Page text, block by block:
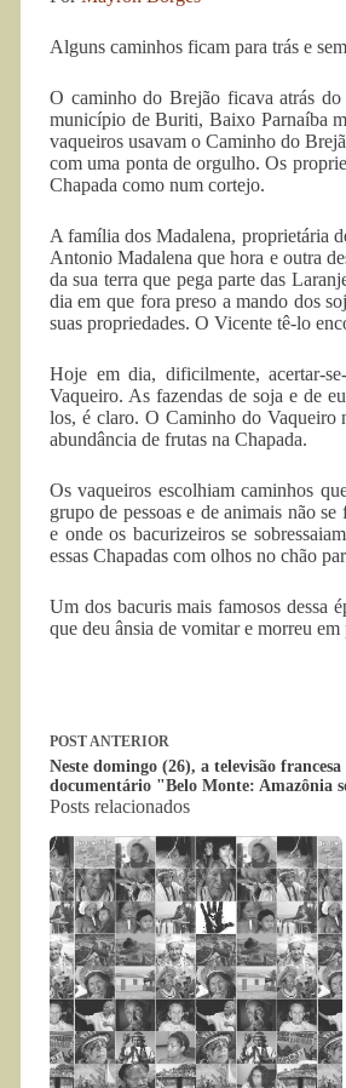
Alguns caminhos ficam para trás e
O caminho do Brejão ficava atrás
município de Buriti, Baixo Parnaíba
vaqueiros usavam o Caminho do
com uma ponta de orgulho. Os
Chapada como num cortejo.
A família dos Madalena, proprietária
Antonio Madalena que hora e outra
da sua terra que pega parte das
dia em que fora preso a mando dos
suas propriedades. O Vicente tê-lo
Hoje em dia, dificilmente, acertar-
Vaqueiro. As fazendas de soja e de
los, é claro. O Caminho do Vaqueiro
abundância de frutas na Chapada.
Os vaqueiros escolhiam caminhos
grupo de pessoas e de animais não
e onde os bacurizeiros se
essas Chapadas com olhos no chão
Um dos bacuris mais famosos dessa
que deu ânsia de vomitar e morreu em
POSTANTERIOR
Neste domingo (26), a televisão
documentário "Belo Monte: Amazônia
Posts relacionados